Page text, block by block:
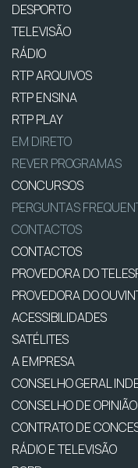
DESPORTO
TELEVISÃO
RÁDIO
RTP ARQUIVOS
RTP ENSINA
RTP PLAY
EM DIRETO
REVER PROGRAMAS
CONCURSOS
PERGUNTAS
CONTACTOS
CONTACTOS
PROVEDORA DO
PROVEDORA DO
ACESSIBILIDADES
SATÉLITES
A EMPRESA
CONSELHO GERAL
CONSELHO DE OPINIÃO
CONTRATO DE
RÁDIO E TELEVISÃO